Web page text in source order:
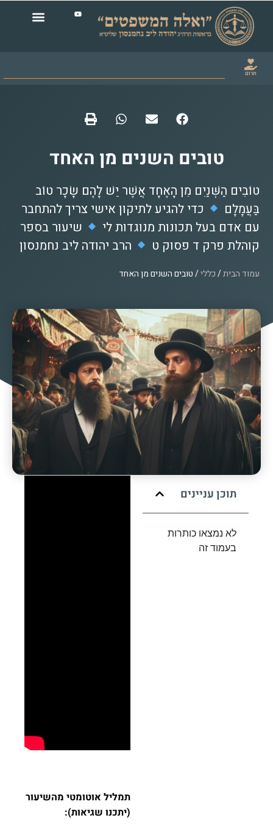
תרום
טובים השנים מן האחד
טוֹבִים הַשְּׁנַיִם מִן הָאֶחָד אֲשֶׁר יֵשׁ לָהֶם שָׂכָר טוֹב
בַּעֲמָלָם
כדי להגיע לתיקון אישי צריך להתחבר
עם אדם בעל תכונות מנוגדות לי
שיעור בספר
קוהלת פרק ד פסוק ט
הרב יהודה ליב נחמנסון
עמוד הבית/כללי/ טובים השנים מן האחד
תוכן עניינים
לא נמצאו כותרות
בעמוד זה
תמליל אוטומטי מהשיעור
(יתכנו שגיאות):